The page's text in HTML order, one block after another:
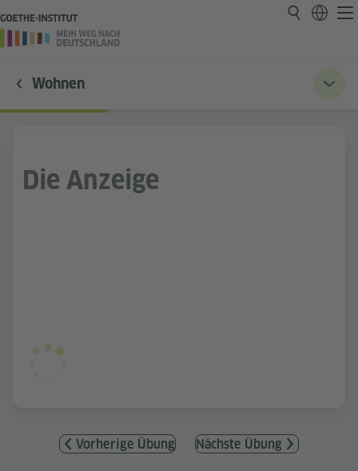
Wohnen
Die Anzeige
Vorherige Übung Nächste Übung